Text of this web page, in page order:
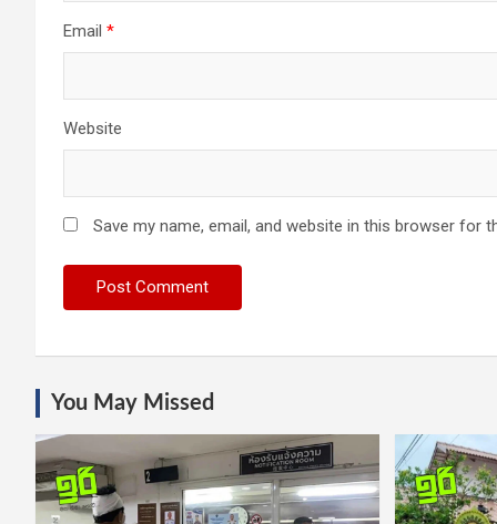
Email *
Website
Save my name, email, and website in this browser for
You May Missed